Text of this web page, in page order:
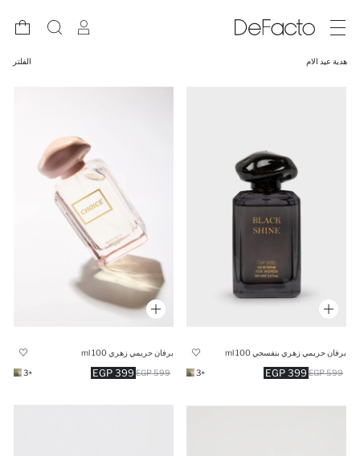
هدية عيد الام الفلتر
برفان حريمي زهري بنفسجي 100 ml
399 EGP 599 EGP
+3
برفان حريمي زهري 100 ml
399 EGP 599 EGP
+3